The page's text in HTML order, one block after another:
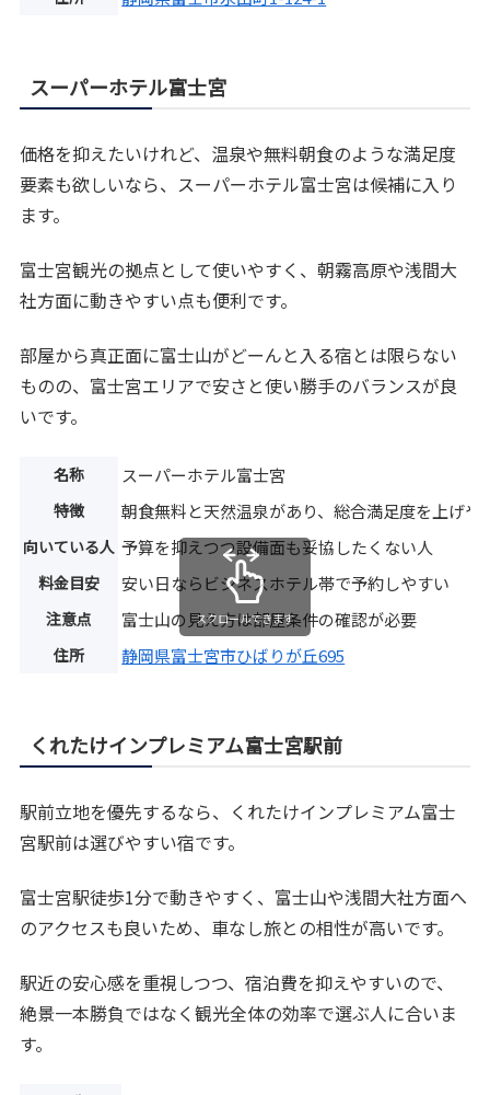
スーパーホテル富士宮
価格を抑えたいけれど、温泉や無料朝食のような満足度
要素も欲しいなら、スーパーホテル富士宮は候補に入り
ます。
富士宮観光の拠点として使いやすく、朝霧高原や浅間大
社方面に動きやすい点も便利です。
部屋から真正面に富士山がどーんと入る宿とは限らない
ものの、富士宮エリアで安さと使い勝手のバランスが良
いです。
名称 スーパーホテル富士宮
特徴 朝食無料と天然温泉があり、総合満足度を上げや
向いている人 予算を抑えつつ設備面も妥協したくない人
料金目安 安い日ならビジネスホテル帯で予約しやすい
注意点 富士山の見え方は部屋条件の確認が必要
住所 静岡県富士宮市ひばりが丘695
スクロールできます
くれたけインプレミアム富士宮駅前
駅前立地を優先するなら、くれたけインプレミアム富士
宮駅前は選びやすい宿です。
富士宮駅徒歩1分で動きやすく、富士山や浅間大社方面へ
のアクセスも良いため、車なし旅との相性が高いです。
駅近の安心感を重視しつつ、宿泊費を抑えやすいので、
絶景一本勝負ではなく観光全体の効率で選ぶ人に合いま
す。